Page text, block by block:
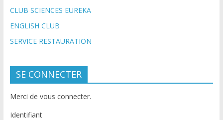
CLUB SCIENCES EUREKA
ENGLISH CLUB
SERVICE RESTAURATION
SE CONNECTER
Merci de vous connecter.
Identifiant